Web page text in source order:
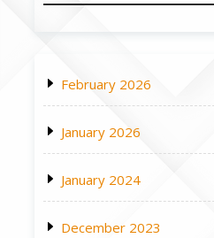
February 2026
January 2026
January 2024
December 2023